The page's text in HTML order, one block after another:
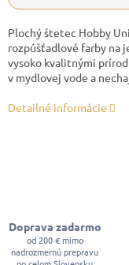
Plochý štetec Hobby
rozpúšťadlové farby na
vysoko kvalitnými
v mydlovej vode a
Detailné informácie
Doprava zadarmo
od 200 € mimo
nadrozmernú prepravu